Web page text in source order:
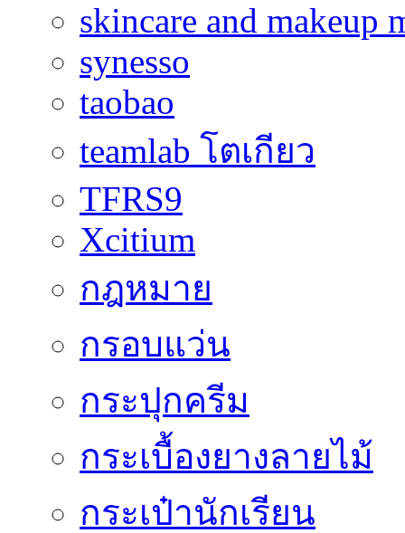
skincare and makeup
synesso
taobao
teamlab โตเกียว
TFRS9
Xcitium
กฎหมาย
กรอบแว่น
กระปุกครีม
กระเบื้องยางลายไม้
กระเป๋านักเรียน